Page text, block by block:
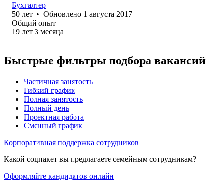
Бухгалтер
50 лет • Обновлено 1 августа 2017
Общий опыт
19 лет 3 месяца
Быстрые фильтры подбора вакансий
Частичная занятость
Гибкий график
Полная занятость
Полный день
Проектная работа
Сменный график
Корпоративная поддержка сотрудников
Какой соцпакет вы предлагаете семейным сотрудникам?
Оформляйте кандидатов онлайн